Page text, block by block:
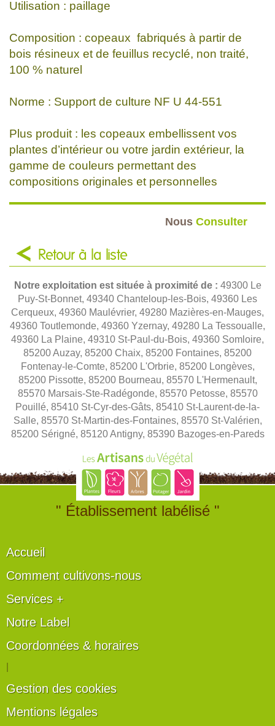
Utilisation : paillage
Composition : copeaux fabriqués à partir de
bois résineux et de feuillus recyclé, non traité,
100 % naturel
Norme : Support de culture NF U 44-551
Plus produit : les copeaux embellissent vos
plantes d’intérieur ou votre jardin extérieur, la
gamme de couleurs permettant des
compositions originales et personnelles
Nous Consulter
Retour à la liste
Notre exploitation est située à proximité de : 49300 Le
Puy-St-Bonnet, 49340 Chanteloup-les-Bois, 49360 Les
Cerqueux, 49360 Maulévrier, 49280 Mazières-en-Mauges,
49360 Toutlemonde, 49360 Yzernay, 49280 La Tessoualle,
49360 La Plaine, 49310 St-Paul-du-Bois, 49360 Somloire,
85200 Auzay, 85200 Chaix, 85200 Fontaines, 85200
Fontenay-le-Comte, 85200 L'Orbrie, 85200 Longèves,
85200 Pissotte, 85200 Bourneau, 85570 L'Hermenault,
85570 Marsais-Ste-Radégonde, 85570 Petosse, 85570
Pouillé, 85410 St-Cyr-des-Gâts, 85410 St-Laurent-de-la-
Salle, 85570 St-Martin-des-Fontaines, 85570 St-Valérien,
85200 Sérigné, 85120 Antigny, 85390 Bazoges-en-Pareds
" Établissement labélisé "
Accueil
Comment cultivons-nous
Services +
Notre Label
Coordonnées & horaires
Gestion des cookies
Mentions légales